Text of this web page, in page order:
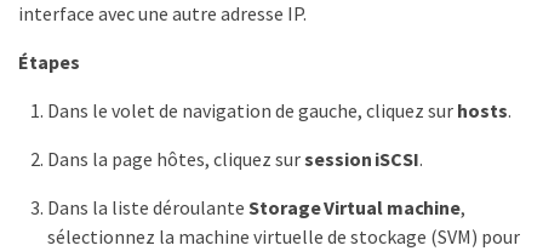
interface avec une autre adresse IP.
Étapes
Dans le volet de navigation de gauche, cliquez sur hosts.
Dans la page hôtes, cliquez sursession iSCSI.
Dans la liste déroulante Storage Virtual machine,
sélectionnez la machine virtuelle de stockage (SVM) pour